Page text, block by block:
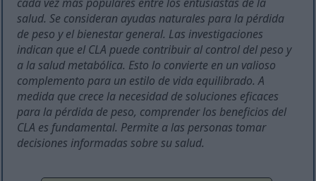
salud. Se consideran ayudas naturales para la pérdida
de peso y el bienestar general. Las investigaciones
indican que el CLA puede contribuir al control del peso y
a la salud metabólica. Esto lo convierte en un valioso
complemento para un estilo de vida equilibrado. A
medida que crece la necesidad de soluciones eficaces
para la pérdida de peso, comprender los beneficios del
CLA es fundamental. Permite a las personas tomar
decisiones informadas sobre su salud.